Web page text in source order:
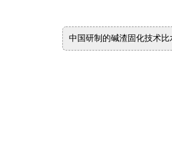
中国研制的碱渣固化技术